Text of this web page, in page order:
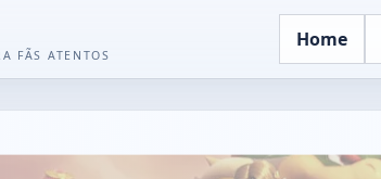
FÃS ATENTOS
Home